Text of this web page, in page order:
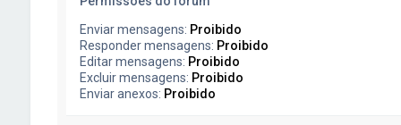
Enviar mensagens: Proibido
Responder mensagens: Proibido
Editar mensagens: Proibido
Excluir mensagens: Proibido
Enviar anexos: Proibido